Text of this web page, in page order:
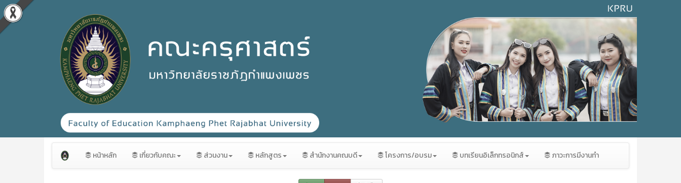
หน้าหลัก เกี่ยวกับคณะ ส่วนงาน หลักสูตร สำนักงานคณบดี โครงการ/อบรม บทเรียนอิเล็กทรอนิกส์ ภาวะการมีงานทำ